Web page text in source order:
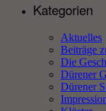
Kategorien
Aktuelles
Beiträge
Die
Dürener
Dürener